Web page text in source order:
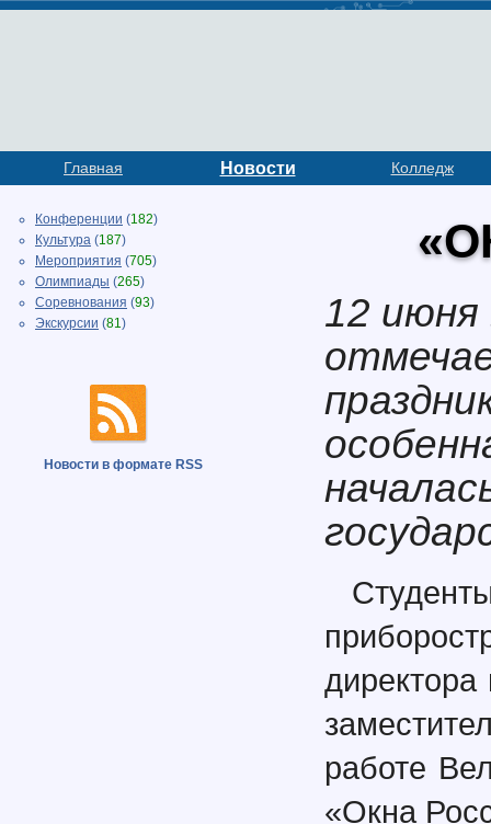
Главная Новости Колледж
Конференции (182)
Культура (187)
Мероприятия (705)
Олимпиады (265)
Соревнования (93)
Экскурсии (81)
Новости в формате RSS
12 июня
работе
«Окна